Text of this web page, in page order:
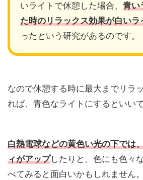
いライトで休憩した場合、 青い
た時のリラックス効果が白いラ
ったという研究があるのです。
なので休憩する時に最大までリラ
れば、青色なライトにするといいで
白熱電球などの黄色い光の下では
ィがアップしたりと、色にも色々
べてみると面白いかもしれません。